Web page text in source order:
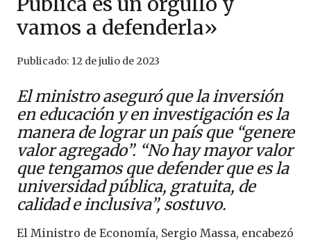
vamos a defenderla»
Publicado: 12 de julio de 2023
El ministro aseguró que la inversión
en educación y en investigación es la
manera de lograr un país que “genere
valor agregado”. “No hay mayor valor
que tengamos que defender que es la
universidad pública, gratuita, de
calidad e inclusiva”, sostuvo.
El Ministro de Economía, Sergio Massa, encabezó